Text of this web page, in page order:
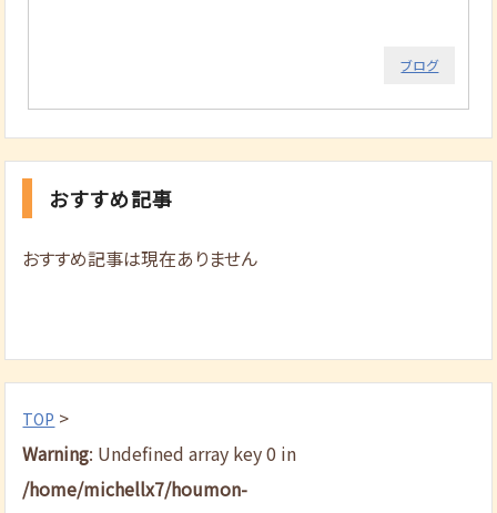
ブログ
おすすめ記事
おすすめ記事は現在ありません
TOP >
Warning: Undefined array key 0 in
/home/michellx7/houmon-